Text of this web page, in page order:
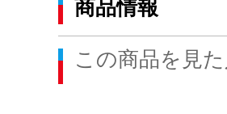
商品情報
この商品を見